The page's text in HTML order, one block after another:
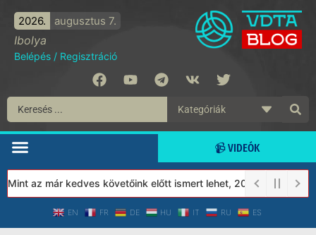
2026. augusztus 7.
Ibolya
Belépés / Regisztráció
📹 VIDEÓK
az már kedves követőink előtt ismert lehet, 2023-tól a
EN FR DE HU IT RU ES